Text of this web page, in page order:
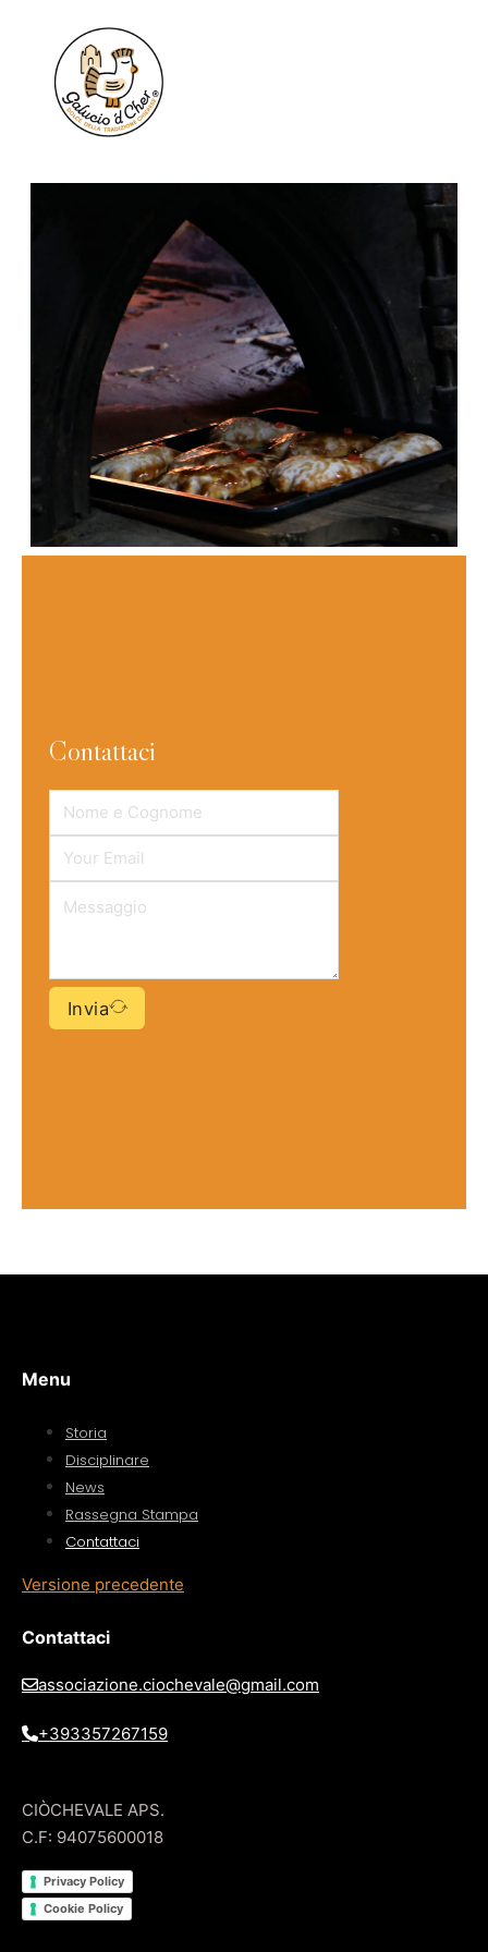
Contattaci
Invia
Menu
Storia
Disciplinare
News
Rassegna Stampa
Contattaci
Versione precedente
Contattaci
associazione.ciochevale@gmail.com
+393357267159
CIÒCHEVALE APS.
C.F: 94075600018
Privacy Policy
Cookie Policy